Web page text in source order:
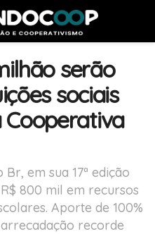
serão
sociais
em sua 17ª edição
800 mil em recursos
Aporte de 100%
recorde